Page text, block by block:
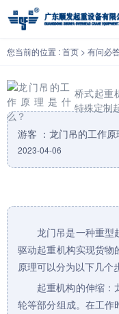
龙门吊的工作原理是什么？
您当前的位置 :首页 > 有问必
桥式起重
特殊定制
游客 ：龙门吊的工作原
2023-04-06
龙门吊是一种重型
驱动起重机构实现货物
原理可以分为以下几个
起重机构的伸缩：
轮等部分组成。在工作